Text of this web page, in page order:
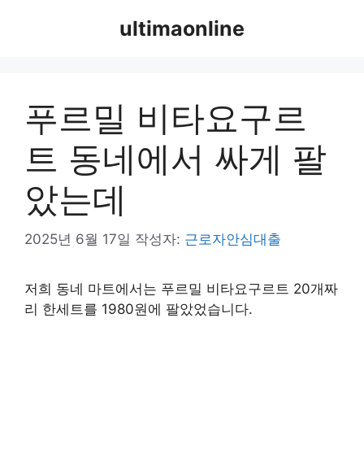
ultimaonline
푸르밀 비타요구르
트 동네에서 싸게 팔
았는데
2025년 6월 17일 작성자: 근로자안심대출
저희 동네 마트에서는 푸르밀 비타요구르트 20개짜
리 한세트를 1980원에 팔았었습니다.